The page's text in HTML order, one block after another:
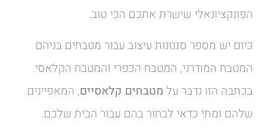
הפונקציונאלי שישרת אתכם הכי טוב.
כיום יש מספר סגנונות עיצוב עבור מטבחים בניהם
המטבח המודרני, המטבח הכפרי והמטבח הקלאסי.
בכתבה הזו נדבר על מטבחים קלאסיים, המאפיינים
שלהם ומתי כדאי לבחור בהם עבור הבית שלכם.